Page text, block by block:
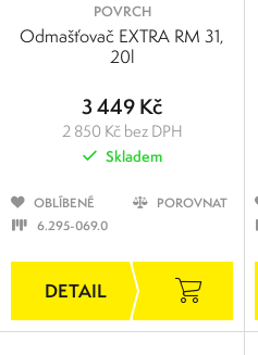
POVRCH
Odmašťovač EXTRA RM 31,
20l
3 449 Kč
2 850 Kč bez DPH
Skladem
OBLÍBENÉ
POROVNAT
6.295-069.0